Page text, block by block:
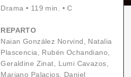
Drama • 119 min. •C
REPARTO
Naian González Norvind, Natalia
Plascencia, Rubén Ochandiano,
Geraldine Zinat, Lumi Cavazos,
Mariano Palacios, Daniel